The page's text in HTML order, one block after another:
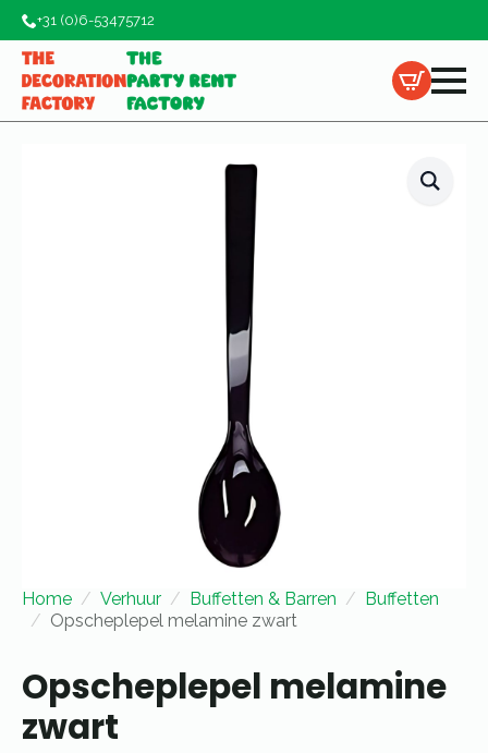
+31 (0)6-53475712
Home Verhuur Buffetten & Barren
Buffetten
Opscheplepel melamine zwart
Opscheplepel melamine
zwart